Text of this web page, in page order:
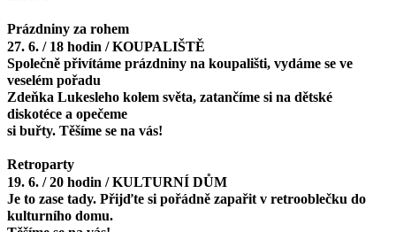
Prázdniny za rohem
27. 6. / 18 hodin / KOUPALIŠTĚ
Společně přivítáme prázdniny na koupališti, vydáme se ve
veselém pořadu
Zdeňka Lukesleho kolem světa, zatančíme si na dětské
diskotéce a opečeme
si buřty. Těšíme se na vás!
Retroparty
19. 6. / 20 hodin / KULTURNÍ DŮM
Je to zase tady. Přijďte si pořádně zapařit v retrooblečku do
kulturního domu.